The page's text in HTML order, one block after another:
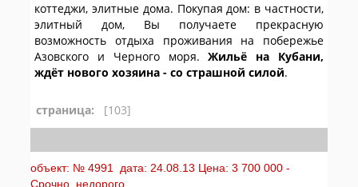
коттеджи, элитные дома. Покупая дом: в частности,
элитный дом, Вы получаете прекрасную
возможность отдыха проживания на побережье
Азовского и Черного моря.Жильё на Кубани,
ждёт нового хозяина - со страшной силой.
страница: [103]
объект: № 4991 дата: 24.08.13 Цена: 3 700 000 -
Срочно, недорого